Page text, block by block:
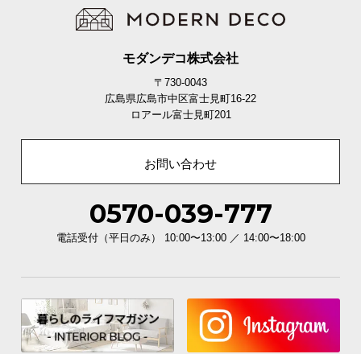
870㎜ 450㎜
なめらか開閉
コロレールが付いているので開閉はスムーズでスト
レスがありません。
モダンデコ株式会社
〒730-0043
広島県広島市中区富士見町16-22
ロアール富士見町201
お問い合わせ
0570-039-777
電話受付（平日のみ） 10:00〜13:00 ／ 14:00〜18:00